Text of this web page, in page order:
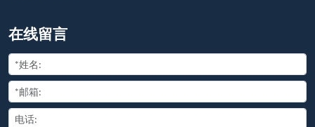
在线留言